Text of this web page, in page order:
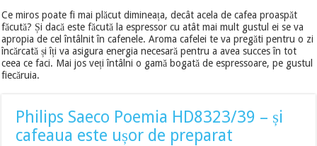
Ce miros poate fi mai plăcut dimineața, decât acela de cafea proaspăt
făcută? Și dacă este făcută la espressor cu atât mai mult gustul ei se va
apropia de cel întâlnit în cafenele. Aroma cafelei te va pregăti pentru o zi
încărcată și îți va asigura energia necesară pentru a avea succes în tot
ceea ce faci. Mai jos veți întâlni o gamă bogată de espressoare, pe gustul
fiecăruia.
Philips Saeco Poemia HD8323/39 – și
cafeaua este ușor de preparat